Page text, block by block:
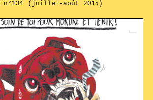
n°134 (juillet-août 2015)